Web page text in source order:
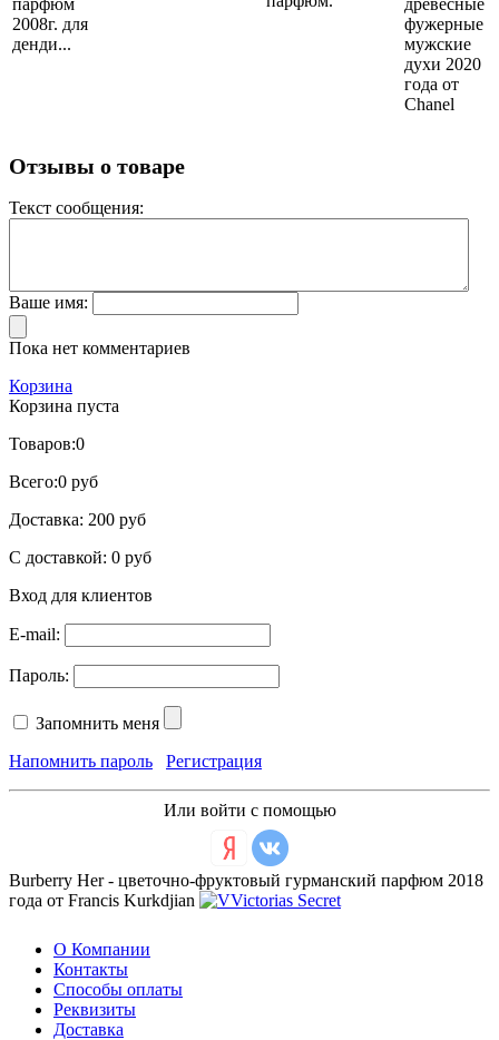
2008г. для
денди...
фужерные
мужские
духи 2020
года от
Chanel
Отзывы о товаре
Текст сообщения:
Ваше имя:
Пока нет комментариев
Корзина
Корзина пуста
Товаров:0
Всего:0 руб
Доставка: 200 руб
С доставкой: 0 руб
Вход для клиентов
E-mail:
Пароль:
Запомнить меня
Напомнить пароль
Регистрация
Или войти с помощью
Burberry Her - цветочно-фруктовый гурманский парфюм 2018
года от Francis Kurkdjian
О Компании
Контакты
Способы оплаты
Реквизиты
Доставка